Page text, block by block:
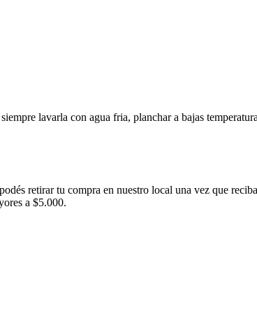
lavarla con agua fria, planchar a bajas
retirar tu compra en nuestro local una vez que
a $5.000.